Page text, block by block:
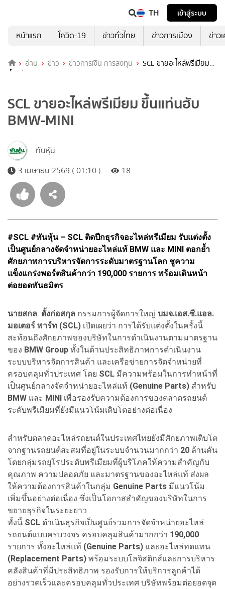
TH
เข้าสู่ระบบ
หน้าแรก
โควิด-19 ข่าวทั่วไทย ข่าวการเมือง ข่าว
อ่าน ข่าว ข่าวการเงิน การลงทุน
SCL ขายอะไหล่พรีเมียม
ขึ้นแท่นฮับ BMW-MINI
SCL ขายอะไหล่พรีเมียม ขึ้นแท่นฮับ
BMW-MINI
ทันหุ้น
3 เมษายน 2569 ( 01:10 )
18
#SCL #ทันหุ้น – SCL ติดปีกธุรกิจอะไหล่พรีเมียม รับแต่งตั้ง
เป็นศูนย์กลางจัดจำหน่ายอะไหล่แท้ BMW และ MINI ตอกย้ำ
ศักยภาพการบริหารจัดการระดับมาตรฐานโลก ชูความ
แข็งแกร่งพอร์ตสินค้ากว่า 190,000 รายการ พร้อมเดินหน้า
ต่อยอดพันธมิตร
นายสกล ตั้งก่อสกุล กรรมการผู้จัดการใหญ่ บมจ.เอส.ซี.แอล.
มอเตอร์ พาร์ท (SCL) เปิดเผยว่า การได้รับแต่งตั้งในครั้งนี้
สะท้อนถึงศักยภาพของบริษัทในการดำเนินงานตามมาตรฐาน
ของ BMW Group ทั้งในด้านประสิทธิภาพการดำเนินงาน
ระบบบริหารจัดการสินค้า และเครือข่ายการจัดจำหน่ายที่
ครอบคลุมทั่วประเทศ โดย SCL มีความพร้อมในการทำหน้าที่
เป็นศูนย์กลางจัดจำหน่ายอะไหล่แท้ (Genuine Parts) สำหรับ
BMW และ MINI เพื่อรองรับความต้องการของตลาดรถยนต์
ระดับพรีเมียมที่ยังมีแนวโน้มเติบโตอย่างต่อเนื่อง
สำหรับตลาดอะไหล่รถยนต์ในประเทศไทยยังมีศักยภาพเติบโต
จากฐานรถยนต์สะสมที่อยู่ในระบบจำนวนมากกว่า 20 ล้านคัน
โดยกลุ่มรถยุโรประดับพรีเมียมที่ผู้บริโภคให้ความสำคัญกับ
คุณภาพ ความปลอดภัย และมาตรฐานของอะไหล่แท้ ส่งผล
ให้ความต้องการสินค้าในกลุ่ม Genuine Parts มีแนวโน้ม
เพิ่มขึ้นอย่างต่อเนื่อง ซึ่งเป็นโอกาสสำคัญของบริษัทในการ
ขยายธุรกิจในระยะยาว
ทั้งนี้ SCL ดำเนินธุรกิจเป็นศูนย์รวมการจัดจำหน่ายอะไหล่
รถยนต์แบบครบวงจร ครอบคลุมสินค้ามากกว่า 190,000
รายการ ทั้งอะไหล่แท้ (Genuine Parts) และอะไหล่ทดแทน
(Replacement Parts) พร้อมระบบโลจิสติกส์และการบริหาร
คลังสินค้าที่มีประสิทธิภาพ รองรับการให้บริการลูกค้าได้
อย่างรวดเร็วและครอบคลุมทั่วประเทศ บริษัทพร้อมต่อยอดจุด